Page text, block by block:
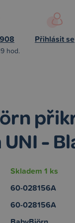
hod.
Přihlásit se
-
Skladem 1 ks
60-028156A
60-028156A